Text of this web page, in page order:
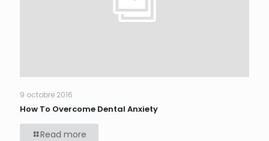
9 octobre 2016
How To Overcome Dental Anxiety
Read more